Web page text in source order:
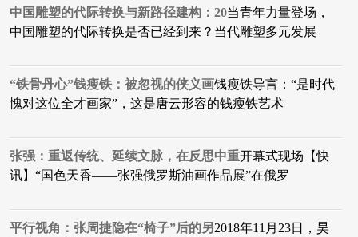
中国雕塑的代际转换与新路径建构：20当青年力量登场，
中国雕塑的代际转换是否已经到来？当代雕塑多元发展
“铁骨丹心”钱瘦铁：被忽视的侠义画钱瘦铁导言：“是时代
愧对这位全才画家”，这是唐云形容的钱瘦铁艺术
张强：重返传统、延续文脉，在反思中重开幕式现场【快
讯】“国色天香——张强俄罗斯油画作品展”在俄罗
平行视角：张周捷隐在“椅子”后的另2018年11月23日，昊